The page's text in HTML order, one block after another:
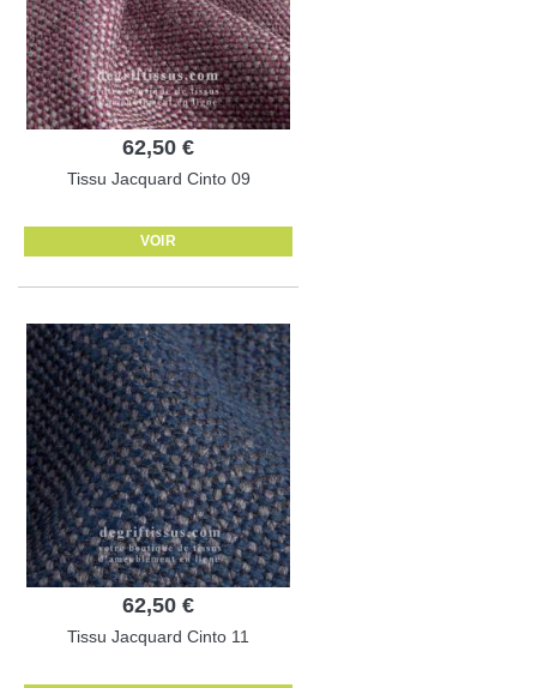
62,50 €
Tissu Jacquard Cinto 09
VOIR
62,50 €
Tissu Jacquard Cinto 11